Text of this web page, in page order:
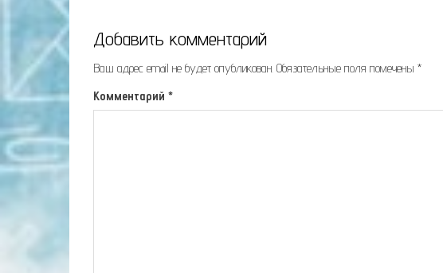
Добавить комментарий
Ваш адрес email не будет опубликован. Обязательные поля помечены *
Комментарий *